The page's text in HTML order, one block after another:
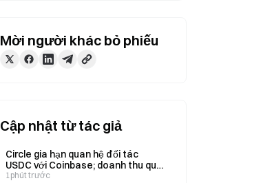
Mời người khác bỏ phiếu
Cập nhật từ tác giả
Circle gia hạn quan hệ đối tác
USDC với Coinbase; doanh thu quý
II đạt 701 triệu USD, tăng 7% so với
1phút trước